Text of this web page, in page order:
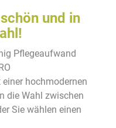
und in
Pflegeaufwand
hochmodernen
die Wahl zwischen
Sie wählen einen